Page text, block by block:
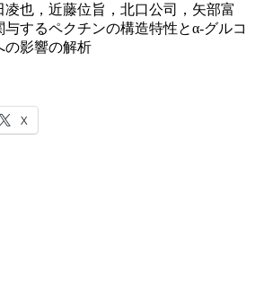
凌也，近藤位旨，北口公司，矢部富
するペクチンの構造特性とα-グルコ
の影響の解析
X